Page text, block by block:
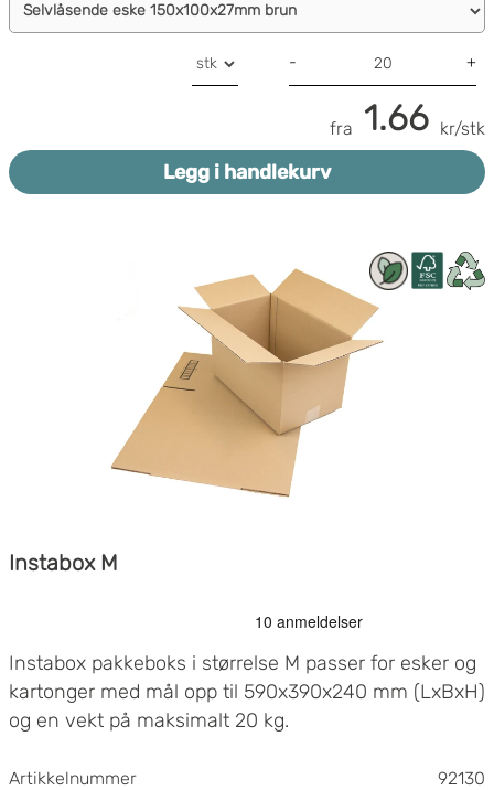
- +
fra 1.66 kr/stk
Legg i handlekurv
Instabox M
Instabox pakkeboks i størrelse M passer for esker og
kartonger med mål opp til 590x390x240 mm (LxBxH)
og en vekt på maksimalt 20 kg.
Artikkelnummer 92130